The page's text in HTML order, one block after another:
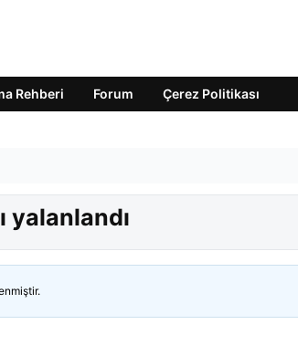
Rehberi Forum Çerez Politikası
yalanlandı